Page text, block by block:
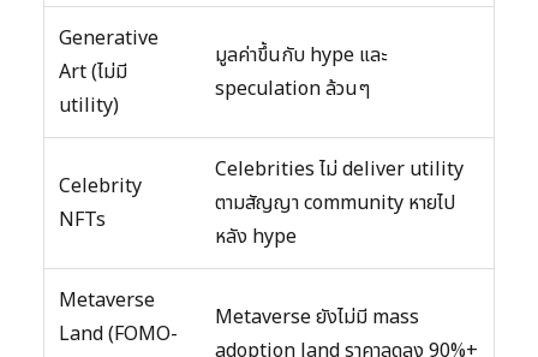
Generative
Art (ไม่มี
utility)
มูลค่าขึ้นกับ hype และ
speculation ล้วนๆ
Celebrity
NFTs
Celebrities ไม่ deliver utility
ตามสัญญา community หายไป
หลัง hype
Metaverse
Land (FOMO-
Metaverse ยังไม่มี mass
adoption land ราคาลดลง 90%+